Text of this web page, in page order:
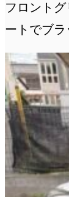
フロント
ートでブラ